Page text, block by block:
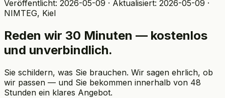
Veröffentlicht: 2026-05-09 · Aktualisiert: 2026-05-09 ·
NIMTEG, Kiel
Reden wir 30 Minuten — kostenlos
und unverbindlich.
Sie schildern, was Sie brauchen. Wir sagen ehrlich, ob
wir passen — und Sie bekommen innerhalb von 48
Stunden ein klares Angebot.